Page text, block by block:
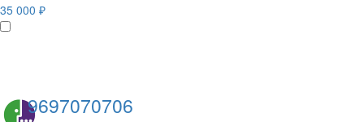
35 000 ₽
9697070706